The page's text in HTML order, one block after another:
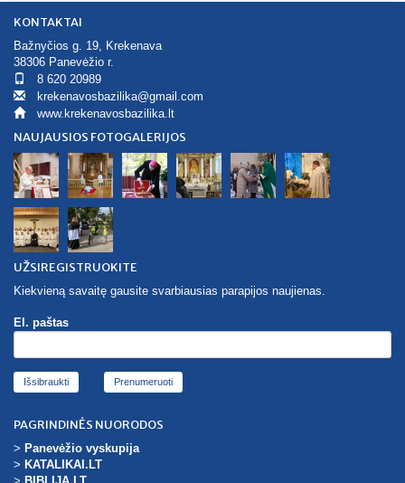
KONTAKTAI
Bažnyčios g. 19, Krekenava
38306 Panevėžio r.
8 620 20989
krekenavosbazilika@gmail.com
www.krekenavosbazilika.lt
NAUJAUSIOS FOTOGALERIJOS
UŽSIREGISTRUOKITE
Kiekvieną savaitę gausite svarbiausias parapijos naujienas.
El. paštas
Išsibraukti
PAGRINDINĖS NUORODOS
> Panevėžio vyskupija
> KATALIKAI.LT